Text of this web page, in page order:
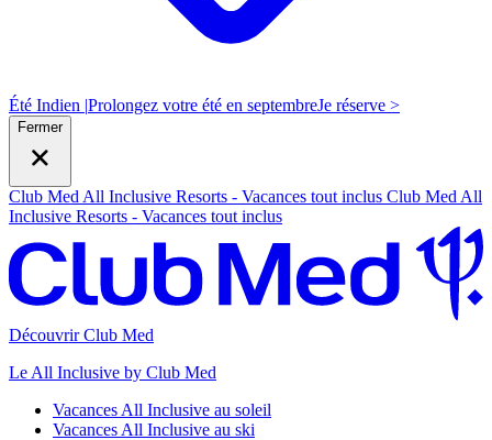
Été Indien |Prolongez votre été en septembreJe réserve >
Fermer
Club Med All Inclusive Resorts - Vacances tout inclus Club Med All
Inclusive Resorts - Vacances tout inclus
Découvrir Club Med
Le All Inclusive by Club Med
Vacances All Inclusive au soleil
Vacances All Inclusive au ski